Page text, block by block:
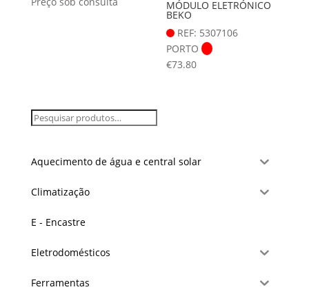
MÓDULO ELETRÓNICO
BEKO
REF: 5307106
PORTO
€73.80
Aquecimento de água e central solar
Climatização
E - Encastre
Eletrodomésticos
Ferramentas